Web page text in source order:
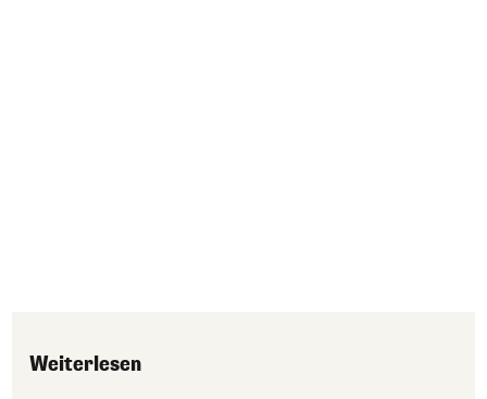
Weiterlesen